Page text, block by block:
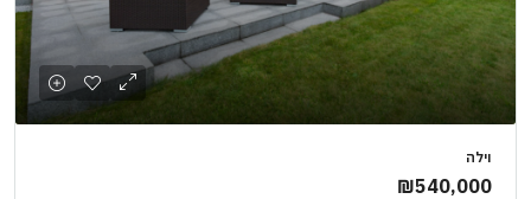
וילה
₪540,000